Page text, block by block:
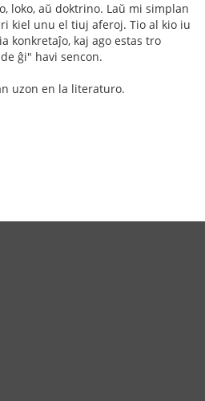
loko, aŭ doktrino. Laŭ mi simplan
kiel unu el tiuj aferoj. Tio al kio iu
konkretaĵo, kaj ago estas tro
ĝi" havi sencon.
uzon en la literaturo.